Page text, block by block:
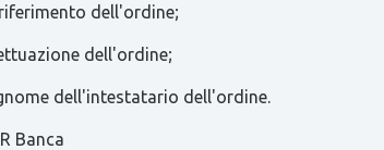
dell'ordine;
dell'ordine;
dell'intestatario dell'ordine.
Banca